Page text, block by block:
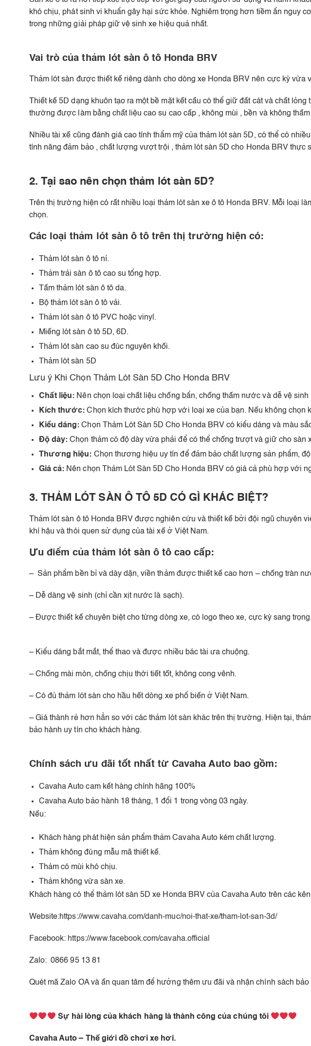
khó chịu, phát sinh vi khuẩn gây hại sức khỏe. Nghiêm trọng hơn tiềm ẩn nguy
trong những giải pháp giữ vệ sinh xe hiệu quả nhất.
Vai trò của thảm lót sàn ô tô Honda BRV
Thảm lót sàn được thiết kế riêng dành cho dòng xe Honda BRV nên cực kỳ
Thiết kế 5D dạng khuôn tạo ra một bề mặt kết cấu có thể giữ đất cát và chất
thường được làm bằng chất liệu cao su cao cấp , không mùi , bền và không
Nhiều tài xế cũng đánh giá cao tính thẩm mỹ của thảm lót sàn 5D, có thể có
tính năng đảm bảo , chất lượng vượt trội , thảm lót sàn 5D cho Honda BRV thực
2. Tại sao nên chọn thảm lót sàn 5D?
Trên thị trường hiện có rất nhiều loại thảm lót sàn xe ô tô Honda BRV. Mỗi loại
chọn.
Các loại thảm lót sàn ô tô trên thị trường hiện có:
Thảm lót sàn ô tô nỉ.
Thảm trải sàn ô tô cao su tổng hợp.
Tấm thảm lót sàn ô tô da.
Bộ thảm lót sàn ô tô vải.
Thảm lót sàn ô tô PVC hoặc vinyl.
Miếng lót sàn ô tô 5D, 6D.
Thảm lót sàn cao su đúc nguyên khối.
Thảm lót sàn 5D
Lưu ý Khi Chọn Thảm Lót Sàn 5D Cho Honda BRV
Chất liệu: Nên chọn loại chất liệu chống bẩn, chống thấm nước và dễ vệ
Kích thước: Chọn kích thước phù hợp với loại xe của bạn. Nếu không
Kiểu dáng: Chọn Thảm Lót Sàn 5D Cho Honda BRV có kiểu dáng và màu
Độ dày: Chọn thảm có độ dày vừa phải để có thể chống trượt và giữ cho
Thương hiệu: Chọn thương hiệu uy tín để đảm bảo chất lượng sản phẩm,
Giá cả: Nên chọn Thảm Lót Sàn 5D Cho Honda BRV có giá cả phù hợp với
3. THẢM LÓT SÀN Ô TÔ 5D CÓ GÌ KHÁC BIỆT?
Thảm lót sàn ô tô Honda BRV được nghiên cứu và thiết kế bởi đội ngũ chuyên
khí hậu và thói quen sử dụng của tài xế ở Việt Nam.
Ưu điểm của thảm lót sàn ô tô cao cấp:
– Sản phẩm bền bỉ và dày dặn, viền thảm được thiết kế cao hơn – chống tràn
– Dễ dàng vệ sinh (chỉ cần xịt nước là sạch).
– Được thiết kế chuyên biệt cho từng dòng xe, có logo theo xe, cực kỳ sang trọng.
– Kiểu dáng bắt mắt, thể thao và được nhiều bác tài ưa chuộng.
– Chống mài mòn, chống chịu thời tiết tốt, không cong vênh.
– Có đủ thảm lót sàn cho hầu hết dòng xe phổ biến ở Việt Nam.
– Giá thành rẻ hơn hẳn so với các thảm lót sàn khác trên thị trường. Hiện tại,
bảo hành uy tín cho khách hàng.
Chính sách ưu đãi tốt nhất từ Cavaha Auto bao gồm:
Cavaha Auto cam kết hàng chính hãng 100%
Cavaha Auto bảo hành 18 tháng, 1 đổi 1 trong vòng 03 ngày.
Nếu:
Khách hàng phát hiện sản phẩm thảm Cavaha Auto kém chất lượng.
Thảm không đúng mẫu mã thiết kế.
Thảm có mùi khó chịu.
Thảm không vừa sàn xe.
Khách hàng có thể thảm lót sàn 5D xe Honda BRV của Cavaha Auto trên các
Website:https://www.cavaha.com/danh-muc/noi-that-xe/tham-lot-san-3d/
Facebook: https://www.facebook.com/cavaha.official
Zalo: 0866 95 13 81
Quét mã Zalo OA và ấn quan tâm để hưởng thêm ưu đãi và nhận chính sách
Sự hài lòng của khách hàng là thành công của chúng tôi
Cavaha Auto – Thế giới đồ chơi xe hơi.